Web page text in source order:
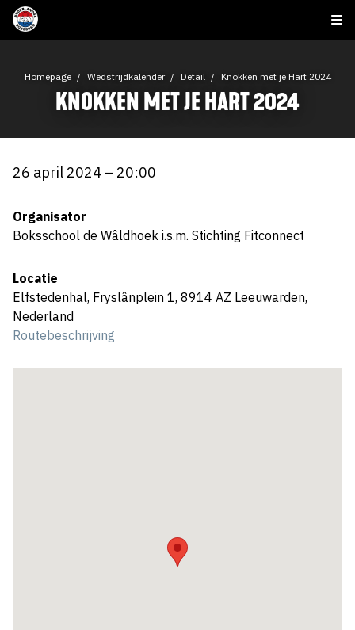
Homepage Wedstrijdkalender Detail Knokken met je Hart 2024
KNOKKEN MET JE HART 2024
26 april 2024 – 20:00
Organisator
Boksschool de Wâldhoek i.s.m. Stichting Fitconnect
Locatie
Elfstedenhal, Fryslânplein 1, 8914 AZ Leeuwarden,
Nederland
Routebeschrijving